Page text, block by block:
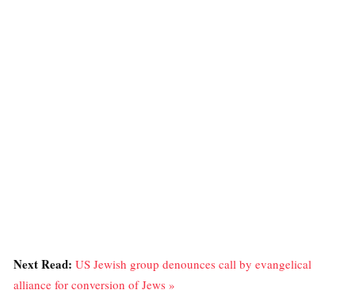
Next Read: US Jewish group denounces call by evangelical
alliance for conversion of Jews »